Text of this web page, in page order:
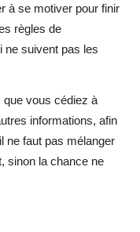
à se motiver pour finir
règles de
ne suivent pas les
que vous cédiez à
informations, afin
ne faut pas mélanger
sinon la chance ne